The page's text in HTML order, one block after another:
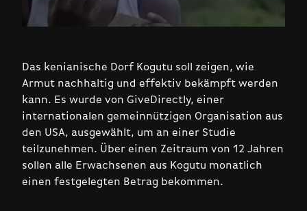
Das kenianische Dorf Kogutu soll zeigen, wie
Armut nachhaltig und effektiv bekämpft werden
kann. Es wurde von GiveDirectly, einer
internationalen gemeinnützigen Organisation aus
den USA, ausgewählt, um an einer Studie
teilzunehmen. Über einen Zeitraum von 12 Jahren
sollen alle Erwachsenen aus Kogutu monatlich
einen festgelegten Betrag bekommen.